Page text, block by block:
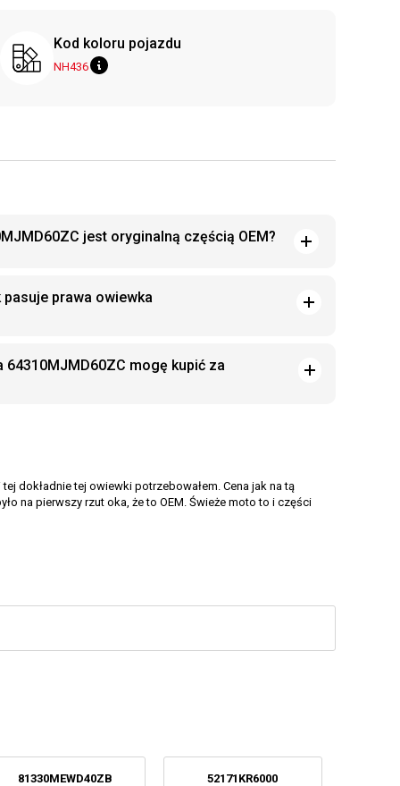
Kod koloru pojazdu
NH436
jest oryginalną częścią OEM?
prawa owiewka
64310MJMD60ZC mogę kupić za
dokładnie tej owiewki potrzebowałem. Cena jak na tą
na pierwszy rzut oka, że to OEM. Świeże moto to i części
81330MEWD40ZB 52171KR6000